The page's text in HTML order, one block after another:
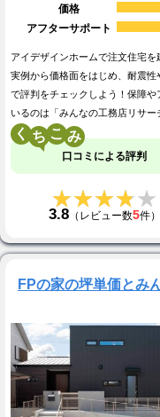
価格
アフターサポート
アイデザインホームで注文住宅
実例から価格面をはじめ、耐震
で評判をチェックしよう！保障
いるのは「みんなの工務店リサー
く こ
口コミによる評判
★★★★★
★★★★★
3.8（レビュー数5件）
FPの家の坪単価とみ